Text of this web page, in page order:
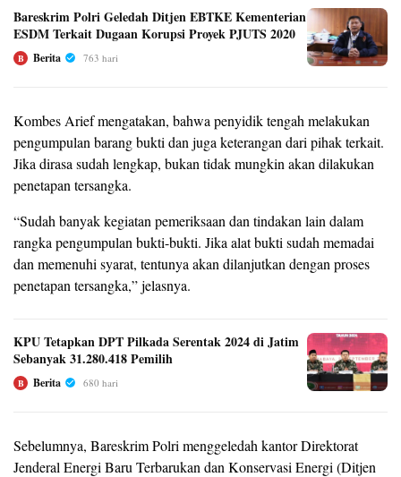
Bareskrim Polri Geledah Ditjen EBTKE Kementerian
ESDM Terkait Dugaan Korupsi Proyek PJUTS 2020
B Berita 763 hari
Kombes Arief mengatakan, bahwa penyidik tengah melakukan
pengumpulan barang bukti dan juga keterangan dari pihak terkait.
Jika dirasa sudah lengkap, bukan tidak mungkin akan dilakukan
penetapan tersangka.
“Sudah banyak kegiatan pemeriksaan dan tindakan lain dalam
rangka pengumpulan bukti-bukti. Jika alat bukti sudah memadai
dan memenuhi syarat, tentunya akan dilanjutkan dengan proses
penetapan tersangka,” jelasnya.
KPU Tetapkan DPT Pilkada Serentak 2024 di Jatim
Sebanyak 31.280.418 Pemilih
B Berita 680 hari
Sebelumnya, Bareskrim Polri menggeledah kantor Direktorat
Jenderal Energi Baru Terbarukan dan Konservasi Energi (Ditjen